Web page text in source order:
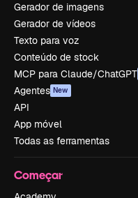
Gerador de imagens
Gerador de vídeos
Texto para voz
Conteúdo de stock
MCP para Claude/ChatGPT
Agentes New
API
App móvel
Todas as ferramentas
Começar